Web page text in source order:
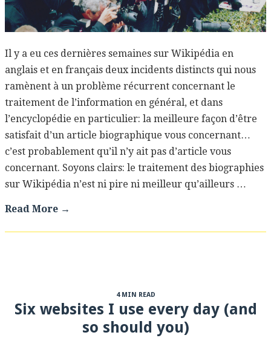
Il y a eu ces dernières semaines sur Wikipédia en
anglais et en français deux incidents distincts qui nous
ramènent à un problème récurrent concernant le
traitement de l’information en général, et dans
l’encyclopédie en particulier: la meilleure façon d’être
satisfait d’un article biographique vous concernant…
c’est probablement qu’il n’y ait pas d’article vous
concernant. Soyons clairs: le traitement des biographies
sur Wikipédia n’est ni pire ni meilleur qu’ailleurs …
Read More →
4 MIN READ
Six websites I use every day (and
so should you)